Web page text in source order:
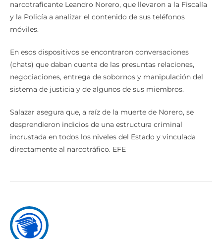
narcotraficante Leandro Norero, que llevaron a la Fiscalía
y la Policía a analizar el contenido de sus teléfonos
móviles.
En esos dispositivos se encontraron conversaciones
(chats) que daban cuenta de las presuntas relaciones,
negociaciones, entrega de sobornos y manipulación del
sistema de justicia y de algunos de sus miembros.
Salazar asegura que, a raíz de la muerte de Norero, se
desprendieron indicios de una estructura criminal
incrustada en todos los niveles del Estado y vinculada
directamente al narcotráfico. EFE